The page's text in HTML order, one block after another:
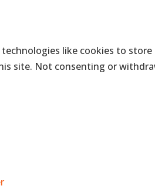
like cookies to
site. Not consenting or